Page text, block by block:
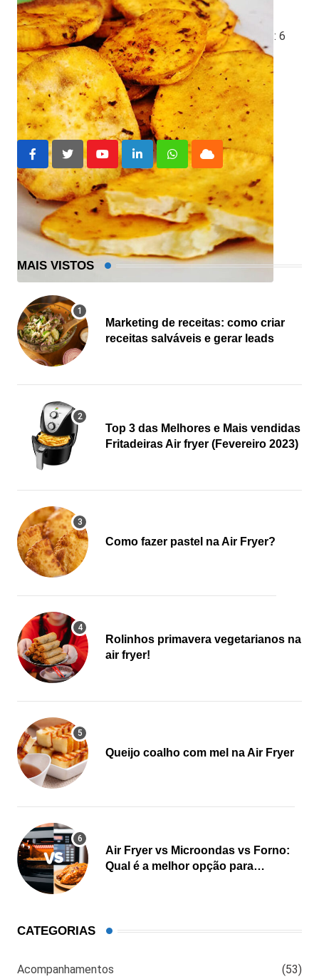
Média da classificação3.8/ 5. Número de votos: 6
batata doce batata doce na airfryer
YoutubeLinkedInWhatsappCloud
MAIS VISTOS
Marketing de receitas: como criar
receitas salváveis e gerar leads
Top 3 das Melhores e Mais vendidas
Fritadeiras Air fryer (Fevereiro 2023)
Como fazer pastel na Air Fryer?
Rolinhos primavera vegetarianos na
air fryer!
Queijo coalho com mel na Air Fryer
Air Fryer vs Microondas vs Forno:
Qual é a melhor opção para
CATEGORIAS
Acompanhamentos (53)